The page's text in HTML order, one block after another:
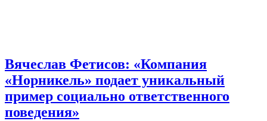
Вячеслав Фетисов: «Компания
«Норникель» подает уникальный
пример социально ответственного
поведения»